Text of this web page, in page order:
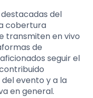
del
cobertura
transmiten en vivo
de
seguir el
evento y a la
en general.